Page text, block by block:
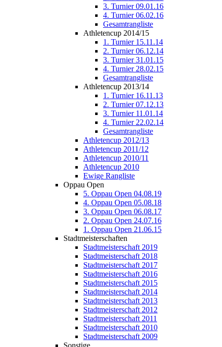
3. Turnier 09.01.16
4. Turnier 06.02.16
Gesamtrangliste
Athletencup 2014/15
1. Turnier 15.11.14
2. Turnier 06.12.14
3. Turnier 31.01.15
4. Turnier 28.02.15
Gesamtrangliste
Athletencup 2013/14
1. Turnier 16.11.13
2. Turnier 07.12.13
3. Turnier 11.01.14
4. Turnier 22.02.14
Gesamtrangliste
Athletencup 2012/13
Athletencup 2011/12
Athletencup 2010/11
Athletencup 2010
Ewige Rangliste
Oppau Open
5. Oppau Open 04.08.19
4. Oppau Open 05.08.18
3. Oppau Open 06.08.17
2. Oppau Open 24.07.16
1. Oppau Open 21.06.15
Stadtmeisterschaften
Stadtmeisterschaft 2019
Stadtmeisterschaft 2018
Stadtmeisterschaft 2017
Stadtmeisterschaft 2016
Stadtmeisterschaft 2015
Stadtmeisterschaft 2014
Stadtmeisterschaft 2013
Stadtmeisterschaft 2012
Stadtmeisterschaft 2011
Stadtmeisterschaft 2010
Stadtmeisterschaft 2009
Sonstige